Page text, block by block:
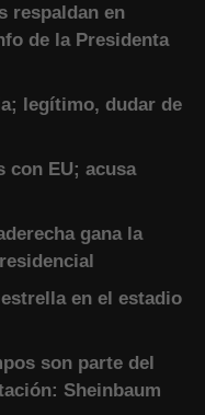
respaldan en
de la Presidenta
legítimo, dudar de
con EU; acusa
gana la
en el estadio
son parte del
Sheinbaum